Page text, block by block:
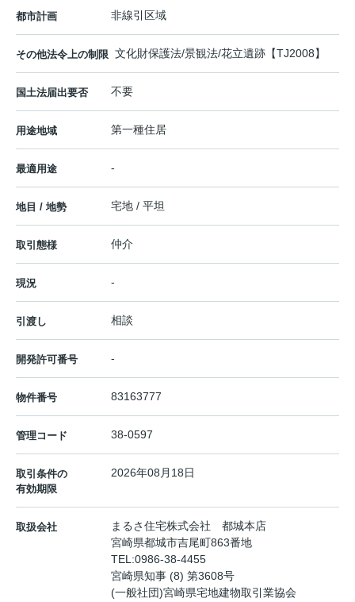
都市計画 非線引区域
その他法令上の制限 文化財保護法/景観法/花立遺跡【TJ2008】
国土法届出要否 不要
用途地域 第一種住居
最適用途 -
地目 / 地勢 宅地 / 平坦
取引態様 仲介
現況 -
引渡し 相談
開発許可番号 -
物件番号 83163777
管理コード 38-0597
取引条件の
有効期限
2026年08月18日
取扱会社
まるさ住宅株式会社 都城本店
宮崎県都城市吉尾町863番地
TEL:0986-38-4455
宮崎県知事 (8) 第3608号
(一般社団)宮崎県宅地建物取引業協会